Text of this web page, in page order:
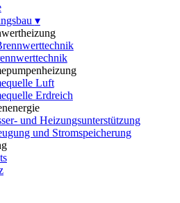
▾
Luft
Erdreich
und Heizungsunterstützung
und Stromspeicherung